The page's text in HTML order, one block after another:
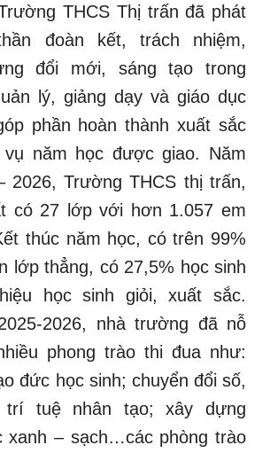
THCS Thị trấn đã phát
đoàn kết, trách nhiệm,
đổi mới, sáng tạo trong
lý, giảng dạy và giáo dục
phần hoàn thành xuất sắc
vụ năm học được giao. Năm
2026, Trường THCS thị trấn,
có 27 lớp với hơn 1.057 em
thúc năm học, có trên 99%
lớp thẳng, có 27,5% học sinh
học sinh giỏi, xuất sắc.
2026, nhà trường đã nỗ
phong trào thi đua như:
đức học sinh; chuyển đổi số,
trí tuệ nhân tạo; xây dựng
xanh – sạch…các phòng trào